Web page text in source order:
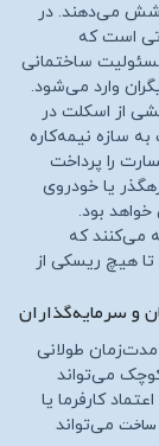
می‌دهند. در
است که
ساختمانی
وارد می‌شود.
از اسکلت در
سازه نیمه‌کاره
را پرداخت
یا خودروی
بود.
می‌کنند که
تا هیچ ریسکی از
و سرمایه‌گذاران
طولانی
می‌تواند
کارفرما یا
ساخت می‌تواند